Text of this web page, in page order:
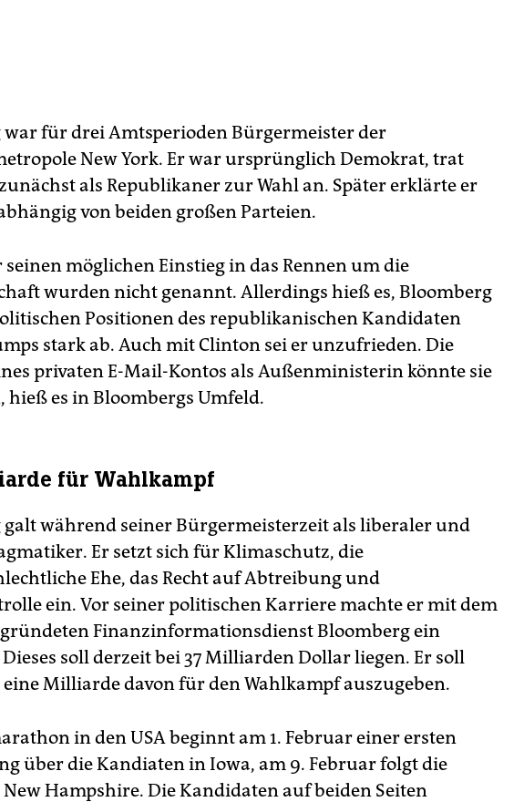
war für drei Amtsperioden Bürgermeister der
New York. Er war ursprünglich Demokrat, trat
als Republikaner zur Wahl an. Später erklärte er
von beiden großen Parteien.
möglichen Einstieg in das Rennen um die
wurden nicht genannt. Allerdings hieß es, Bloomberg
Positionen des republikanischen Kandidaten
stark ab. Auch mit Clinton sei er unzufrieden. Die
privaten E-Mail-Kontos als Außenministerin könnte sie
hieß es in Bloombergs Umfeld.
für Wahlkampf
galt während seiner Bürgermeisterzeit als liberaler und
Er setzt sich für Klimaschutz, die
Ehe, das Recht auf Abtreibung und
ein. Vor seiner politischen Karriere machte er mit dem
Finanzinformationsdienst Bloomberg ein
soll derzeit bei 37 Milliarden Dollar liegen. Er soll
Milliarde davon für den Wahlkampf auszugeben.
in den USA beginnt am 1. Februar einer ersten
über die Kandiaten in Iowa, am 9. Februar folgt die
Hampshire. Die Kandidaten auf beiden Seiten